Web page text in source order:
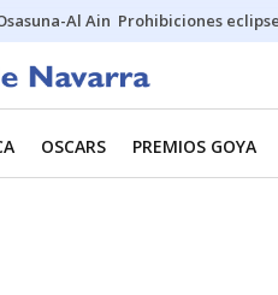
Al Ain Prohibiciones eclipse
OSCARS PREMIOS GOYA